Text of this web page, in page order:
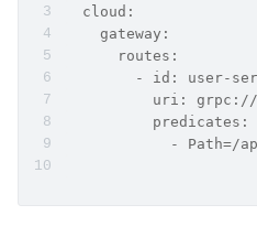
  cloud:
    gateway:
      routes:
- id: user-
uri:
          predicates:
- Path=/